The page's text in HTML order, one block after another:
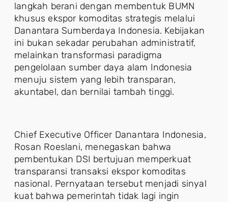
langkah berani dengan membentuk BUMN
khusus ekspor komoditas strategis melalui
Danantara Sumberdaya Indonesia. Kebijakan
ini bukan sekadar perubahan administratif,
melainkan transformasi paradigma
pengelolaan sumber daya alam Indonesia
menuju sistem yang lebih transparan,
akuntabel, dan bernilai tambah tinggi.
Chief Executive Officer Danantara Indonesia,
Rosan Roeslani, menegaskan bahwa
pembentukan DSI bertujuan memperkuat
transparansi transaksi ekspor komoditas
nasional. Pernyataan tersebut menjadi sinyal
kuat bahwa pemerintah tidak lagi ingin